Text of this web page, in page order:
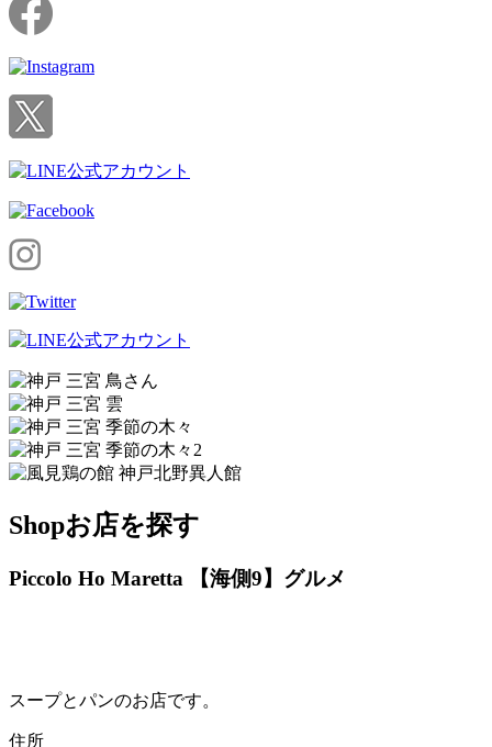
Shopお店を探す
Piccolo Ho Maretta 【海側9】 グルメ
スープとパンのお店です。
住所